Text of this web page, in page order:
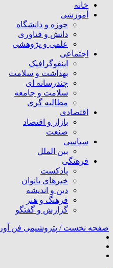
خانه
آموزشی
حوزه و دانشگاه
دانش و فناوری
علمی و پژوهشی
اجتماعی
اینفوگرافیک
بهداشت و سلامت
چندرسانه ای
سلامت و جامعه
مطالبه گری
اقتصادی
بازار و اقتصاد
صنعت
سیاسی
بین الملل
فرهنگی
پادکست
خبرهای بانوان
دین و اندیشه
فرهنگ و هنر
گزارش و گفتگو
صفحه نخست / پتروشیمی فن